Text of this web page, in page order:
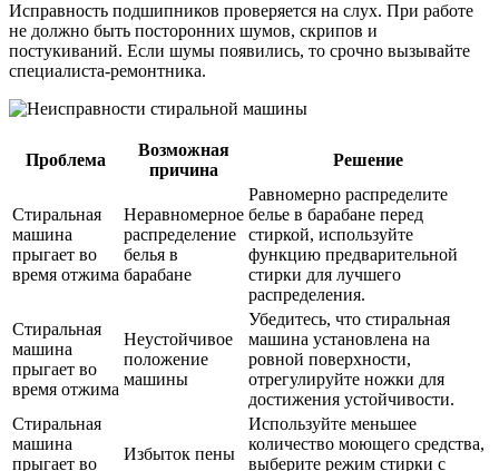
Исправность подшипников проверяется на слух. При работе
не должно быть посторонних шумов, скрипов и
постукиваний. Если шумы появились, то срочно вызывайте
специалиста-ремонтника.
Проблема
Возможная
причина
Решение
Стиральная
машина
прыгает во
время отжима
Неравномерное
распределение
белья в
барабане
Равномерно распределите
белье в барабане перед
стиркой, используйте
функцию предварительной
стирки для лучшего
распределения.
Стиральная
машина
прыгает во
время отжима
Неустойчивое
положение
машины
Убедитесь, что стиральная
машина установлена на
ровной поверхности,
отрегулируйте ножки для
достижения устойчивости.
Стиральная
машина
прыгает во
Избыток пены
Используйте меньшее
количество моющего средства,
выберите режим стирки с